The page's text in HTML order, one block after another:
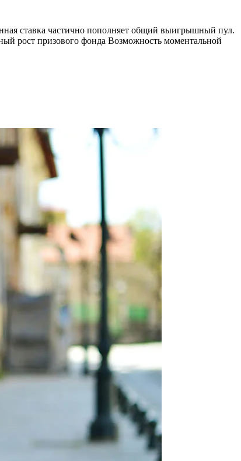
ставка частично пополняет общий выигрышный пул.
рост призового фонда Возможность моментальной